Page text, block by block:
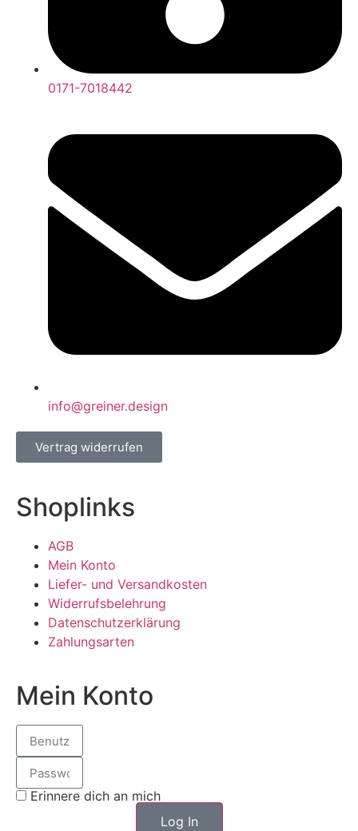
0171-7018442
info@greiner.design
Vertrag widerrufen
Shoplinks
AGB
Mein Konto
Liefer- und Versandkosten
Widerrufsbelehrung
Datenschutzerklärung
Zahlungsarten
Mein Konto
Erinnere dich an mich
Log In